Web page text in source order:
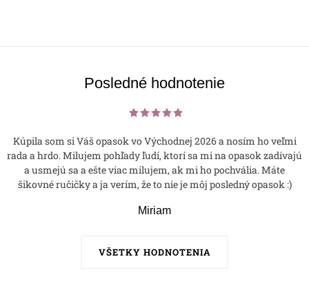
Posledné hodnotenie
VŠETKY HODNOTENIA
Kúpila som si Váš opasok vo Východnej 2026 a nosím ho veľmi
rada a hrdo. Milujem pohľady ľudí, ktorí sa mi na opasok zadívajú
a usmejú sa a ešte viac milujem, ak mi ho pochvália. Máte
šikovné ručičky a ja verím, že to nie je môj posledný opasok :)
Miriam